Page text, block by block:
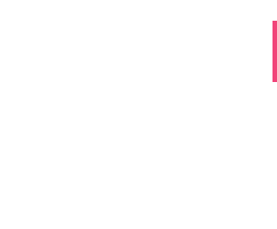
弊社は、お客様に対して偽りや不正な方法を取る